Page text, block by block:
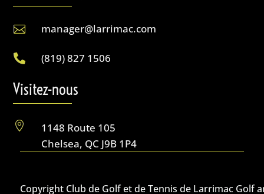
 manager@larrimac.com
 (819) 827 1506
Visitez-nous

1148 Route 105
Chelsea, QC J9B 1P4
Copyright Club de Golf et de Tennis de Larrimac Golf